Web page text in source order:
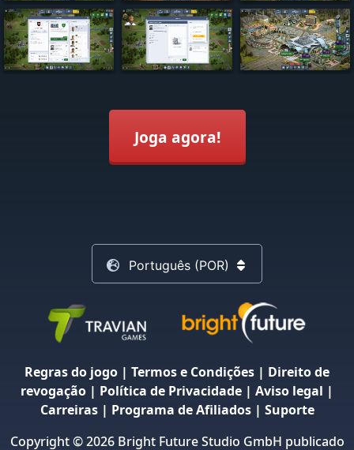
Joga agora!
Português (POR)
Regras do jogo | Termos e Condições | Direito de
revogação | Política de Privacidade | Aviso legal |
Carreiras| Programa de Afiliados| Suporte
Copyright © 2026 Bright Future Studio GmbH publicado